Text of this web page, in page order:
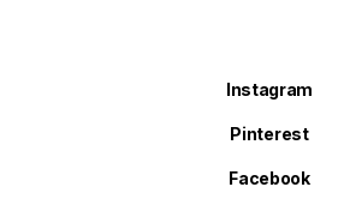
Instagram
Pinterest
Facebook